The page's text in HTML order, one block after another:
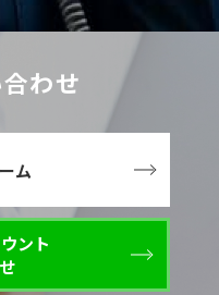
わせ
ム
ント